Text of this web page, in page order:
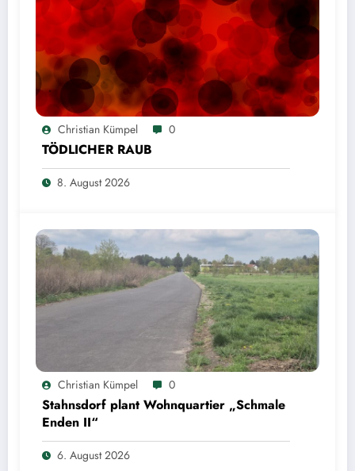
Christian Kümpel 0
TÖDLICHER RAUB
8. August 2026
Christian Kümpel 0
Stahnsdorf plant Wohnquartier „Schmale
Enden II“
6. August 2026